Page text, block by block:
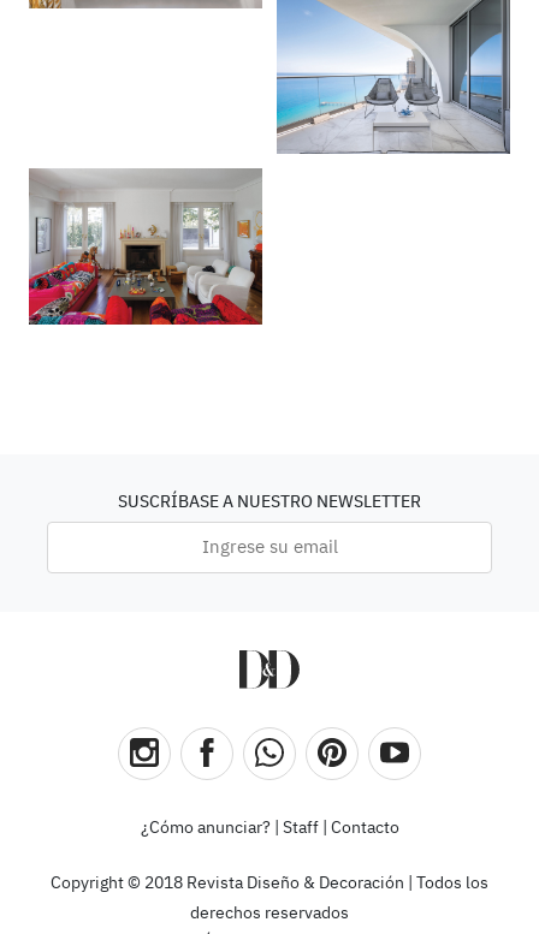
SUSCRÍBASE A NUESTRO NEWSLETTER
¿Cómo anunciar? Staff| Contacto
Copyright © 2018 Revista Diseño & Decoración | Todos los
derechos reservados